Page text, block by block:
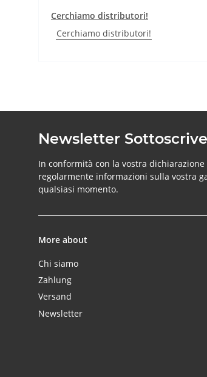
Cerchiamo distributori!
Cerchiamo distributori!
Newsletter
In conformità con la vostra dichiarazione
regolarmente informazioni sulla vostra
qualsiasi momento.
More about
Chi siamo
Zahlung
Versand
Newsletter